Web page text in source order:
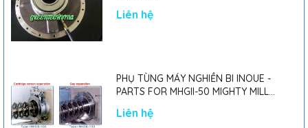
Liên hệ
PHỤ TÙNG MÁY NGHIỀN BI INOUE -
PARTS FOR MHGII-50 MIGHTY MILL
Liên hệ